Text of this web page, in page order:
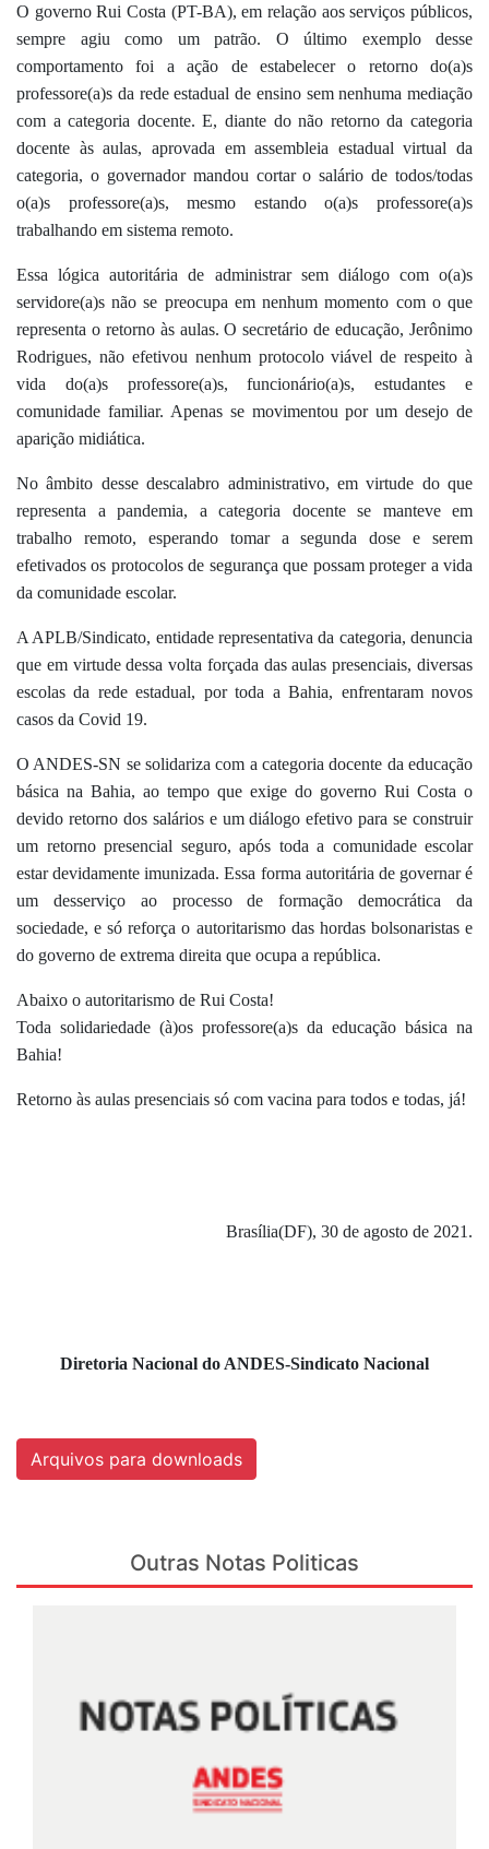
O governo Rui Costa (PT-BA), em relação aos serviços públicos,
sempre agiu como um patrão. O último exemplo desse
comportamento foi a ação de estabelecer o retorno do(a)s
professore(a)s da rede estadual de ensino sem nenhuma mediação
com a categoria docente. E, diante do não retorno da categoria
docente às aulas, aprovada em assembleia estadual virtual da
categoria, o governador mandou cortar o salário de todos/todas
o(a)s professore(a)s, mesmo estando o(a)s professore(a)s
trabalhando em sistema remoto.
Essa lógica autoritária de administrar sem diálogo com o(a)s
servidore(a)s não se preocupa em nenhum momento com o que
representa o retorno às aulas. O secretário de educação, Jerônimo
Rodrigues, não efetivou nenhum protocolo viável de respeito à
vida do(a)s professore(a)s, funcionário(a)s, estudantes e
comunidade familiar. Apenas se movimentou por um desejo de
aparição midiática.
No âmbito desse descalabro administrativo, em virtude do que
representa a pandemia, a categoria docente se manteve em
trabalho remoto, esperando tomar a segunda dose e serem
efetivados os protocolos de segurança que possam proteger a vida
da comunidade escolar.
A APLB/Sindicato, entidade representativa da categoria, denuncia
que em virtude dessa volta forçada das aulas presenciais, diversas
escolas da rede estadual, por toda a Bahia, enfrentaram novos
casos da Covid 19.
O ANDES-SN se solidariza com a categoria docente da educação
básica na Bahia, ao tempo que exige do governo Rui Costa o
devido retorno dos salários e um diálogo efetivo para se construir
um retorno presencial seguro, após toda a comunidade escolar
estar devidamente imunizada. Essa forma autoritária de governar é
um desserviço ao processo de formação democrática da
sociedade, e só reforça o autoritarismo das hordas bolsonaristas e
do governo de extrema direita que ocupa a república.
Abaixo o autoritarismo de Rui Costa!
Toda solidariedade (à)os professore(a)s da educação básica na
Bahia!
Retorno às aulas presenciais só com vacina para todos e todas, já!
Brasília(DF), 30 de agosto de 2021.
Diretoria Nacional do ANDES-Sindicato Nacional
Arquivos para downloads
Outras Notas Politicas